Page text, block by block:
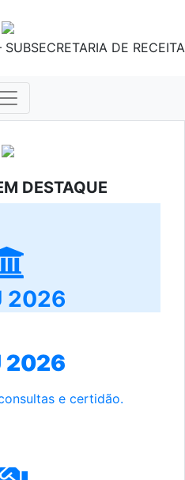
DE RECEITA
DESTAQUE
2026
2026
e certidão.